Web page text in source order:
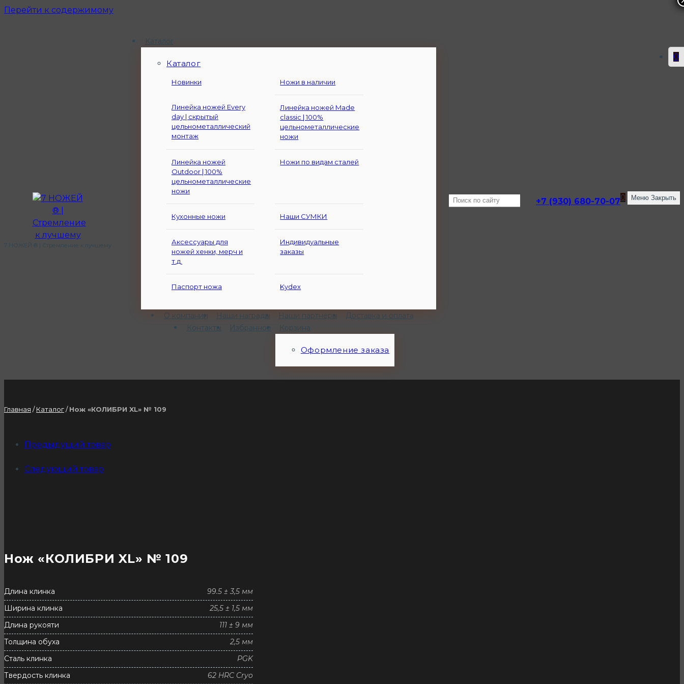
Перейти к содержимому
7 НОЖЕЙ ® | Стремление к лучшему
Каталог
Каталог
Новинки Ножи в наличии
Линейка ножей Every
day | скрытый
цельнометаллический
монтаж
Линейка ножей Made
classic | 100%
цельнометаллические
ножи
Линейка ножей
Outdoor | 100%
цельнометаллические
ножи
Ножи по видам сталей
Кухонные ножи Наши СУМКИ
Аксессуары для
ножей хенки, мерч и
т.д.
Индивидуальные
заказы
Паспорт ножа Kydex
О компании Наши награды Наши партнеры
Доставка и оплата
Контакты
Избранное Корзина
Оформление заказа
0
+7 (930) 680-70-070 Меню Закрыть
Главная /Каталог/Нож «КОЛИБРИ XL» № 109
Предыдущий товар
Следующий товар
Нож «КОЛИБРИ XL» № 109
Длина клинка
99.5 ± 3,5 мм
Ширина клинка
25,5 ± 1,5 мм
Длина рукояти
111 ± 9 мм
Толщина обуха
2,5 мм
Сталь клинка
PGK
Твердость клинка
62 HRC Cryo
0